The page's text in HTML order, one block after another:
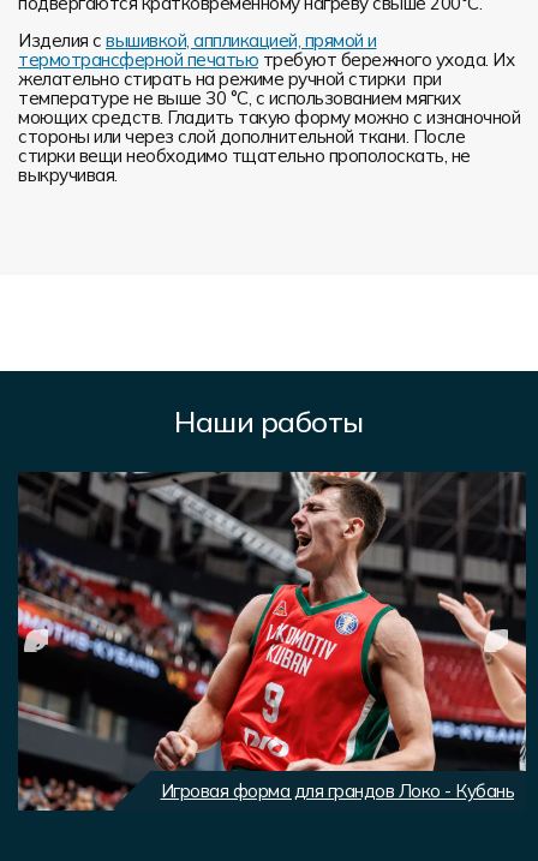
Изделия с вышивкой, аппликацией, прямой и
термотрансферной печатью требуют бережного ухода. Их
желательно стирать на режиме ручной стирки при
температуре не выше 30 °C, с использованием мягких
моющих средств. Гладить такую форму можно с изнаночной
стороны или через слой дополнительной ткани. После
стирки вещи необходимо тщательно прополоскать, не
выкручивая.
Наши работы
Игровая форма для грандов Локо - Кубань